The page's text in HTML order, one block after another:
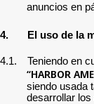
anuncios en
4. El uso de la
4.1. Teniendo en
“HARBOR
siendo usada
desarrollar